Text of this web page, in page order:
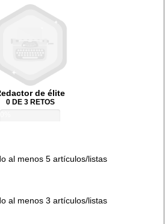
de élite
0 DE 3 RETOS
al menos 5 artículos/listas
al menos 3 artículos/listas